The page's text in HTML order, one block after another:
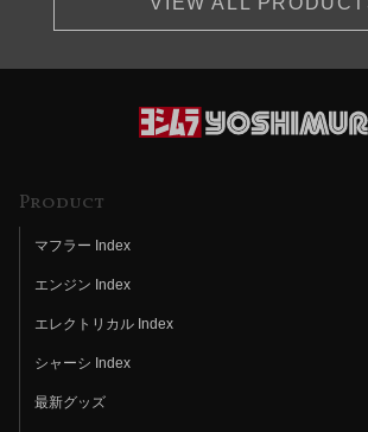
Product
マフラー Index
エンジン Index
エレクトリカル Index
シャーシ Index
最新グッズ